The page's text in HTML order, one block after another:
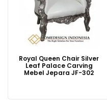
Royal Queen Chair Silver
Leaf Palace Carving
Mebel Jepara JF-302